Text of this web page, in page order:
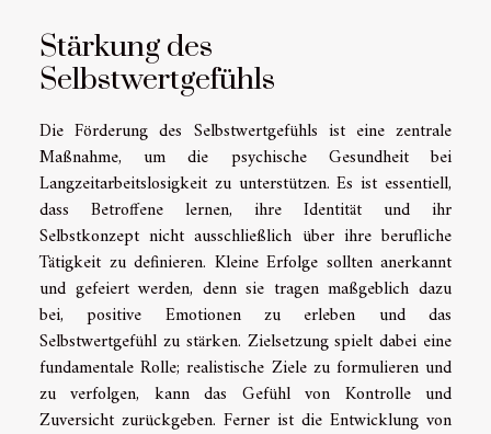
Stärkung des
Selbstwertgefühls
Die Förderung des Selbstwertgefühls ist eine zentrale
Maßnahme, um die psychische Gesundheit bei
Langzeitarbeitslosigkeit zu unterstützen. Es ist essentiell,
dass Betroffene lernen, ihre Identität und ihr
Selbstkonzept nicht ausschließlich über ihre berufliche
Tätigkeit zu definieren. Kleine Erfolge sollten anerkannt
und gefeiert werden, denn sie tragen maßgeblich dazu
bei, positive Emotionen zu erleben und das
Selbstwertgefühl zu stärken. Zielsetzung spielt dabei eine
fundamentale Rolle; realistische Ziele zu formulieren und
zu verfolgen, kann das Gefühl von Kontrolle und
Zuversicht zurückgeben. Ferner ist die Entwicklung von